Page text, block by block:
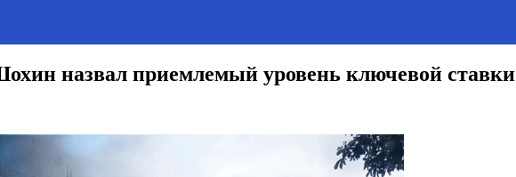
назвал приемлемый уровень ключевой ставки